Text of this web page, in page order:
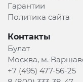
Гарантии
Политика сайта
Контакты
Булат
Москва, м.
+7 (495) 477-56-25